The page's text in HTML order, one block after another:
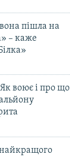
пішла на
– каже
воює і про що